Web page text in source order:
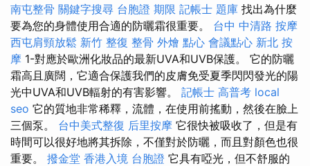
南屯整骨 關鍵字搜尋 台胞證 期限 記帳士 題庫 找出為什麼
要為您的身體使用合適的防曬霜很重要。 台中 中清路 按摩
西屯肩頸放鬆 新竹 整復 整骨 外燴 點心 會議點心 新北 按
摩 1-對應於歐洲化妝品的最新UVA和UVB保護。 它的防曬
霜高且廣闊，它適合保護我們的皮膚免受夏季閃閃發光的陽
光中UVA和UVB輻射的有害影響。 記帳士 高普考 local
seo 它的質地非常稀釋，流體，在使用前搖動，然後在臉上
三個泵。 台中美式整復 后里按摩 它很快被吸收了，但是有
時間可以很好地將其拆除，不僅對於防曬，而且對顏色也很
重要。 撥金堂 香港入境 台胞證 它具有啞光，但不舒服的